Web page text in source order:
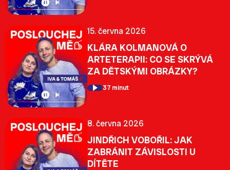
15. června 2026
KLÁRA KOLMANOVÁ O
ARTETERAPII: CO SE SKRÝVÁ
ZA DĚTSKÝMI OBRÁZKY?
37 minut
8. června 2026
JINDŘICH VOBOŘIL: JAK
ZABRÁNIT ZÁVISLOSTI U
DÍTĚTE